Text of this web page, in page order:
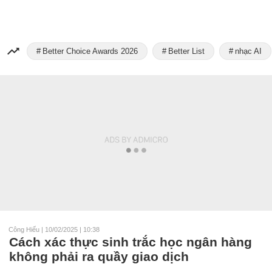
Better Choice Awards 2026 Better List nhạc AI
Công Hiếu | 10/02/2025 | 10:38
Cách xác thực sinh trắc học ngân hàng
không phải ra quầy giao dịch